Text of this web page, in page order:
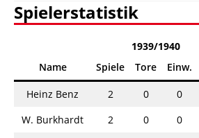
Spielerstatistik
1939/1940
Name
Spiele Tore Einw.
Heinz Benz 2 0 0
W. Burkhardt
2 0 0